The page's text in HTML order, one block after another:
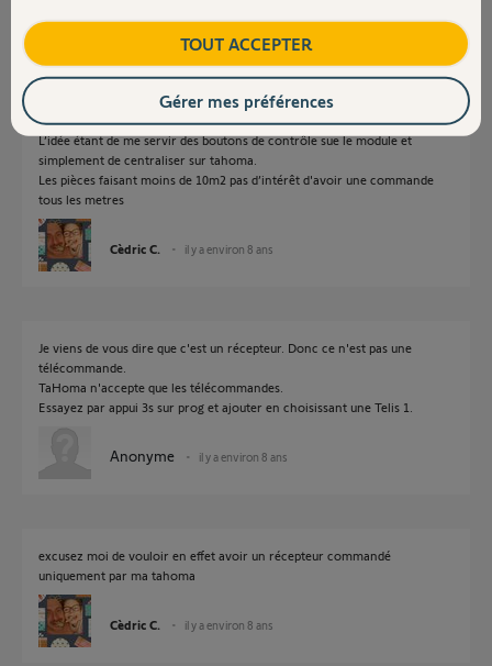
en effet, je souhaite contrôler ce RX avec tahoma mais pas de
télécommande
L’idée étant de me servir des boutons de contrôle sue le module et
simplement de centraliser sur tahoma.
Les pièces faisant moins de 10m2 pas d’intérêt d'avoir une commande
tous les metres
Cèdric C. il y a environ 8 ans
Je viens de vous dire que c'est un récepteur. Donc ce n'est pas une
télécommande.
TaHoma n'accepte que les télécommandes.
Essayez par appui 3s sur prog et ajouter en choisissant une Telis 1.
Anonyme il y a environ 8 ans
excusez moi de vouloir en effet avoir un récepteur commandé
uniquement par ma tahoma
Cèdric C. il y a environ 8 ans
TOUT ACCEPTER
Gérer mes préférences